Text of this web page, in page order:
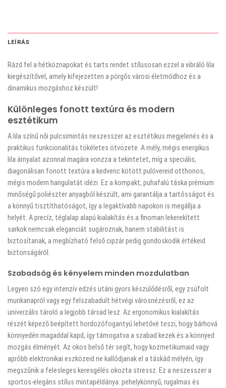
LEÍRÁS
Rázd fel a hétköznapokat és tarts rendet stílusosan ezzel a vibráló lila
kiegészítővel, amely kifejezetten a pörgős városi életmódhoz és a
dinamikus mozgáshoz készült!
Különleges fonott textúra és modern
esztétikum
A lila színű női pulcsimintás neszesszer az esztétikus megjelenés és a
praktikus funkcionalitás tökéletes ötvözete. A mély, mégis energikus
lila árnyalat azonnal magára vonzza a tekintetet, míg a speciális,
diagonálisan fonott textúra a kedvenc kötött pulóvereid otthonos,
mégis modern hangulatát idézi. Ez a kompakt, puhafalú táska prémium
minőségű poliészter anyagból készült, ami garantálja a tartósságot és
a könnyű tisztíthatóságot, így a legaktívabb napokon is megállja a
helyét. A precíz, téglalap alapú kialakítás és a finoman lekerekített
sarkok nemcsak eleganciát sugároznak, hanem stabilitást is
biztosítanak, a megbízható felső cipzár pedig gondoskodik értékeid
biztonságáról.
Szabadság és kényelem minden mozdulatban
Legyen szó egy intenzív edzés utáni gyors készülődésről, egy zsúfolt
munkanapról vagy egy felszabadult hétvégi városnézésről, ez az
univerzális tároló a legjobb társad lesz. Az ergonomikus kialakítás
részét képező beépített hordozófogantyú lehetővé teszi, hogy bárhová
könnyedén magaddal kapd, így támogatva a szabad kezek és a könnyed
mozgás élményét. Az okos belső tér segít, hogy kozmetikumaid vagy
apróbb elektronikai eszközeid ne kallódjanak el a táskád mélyén, így
megszűnik a felesleges keresgélés okozta stressz. Ez a neszesszer a
sportos-elegáns stílus mintapéldánya: pehelykönnyű, rugalmas és